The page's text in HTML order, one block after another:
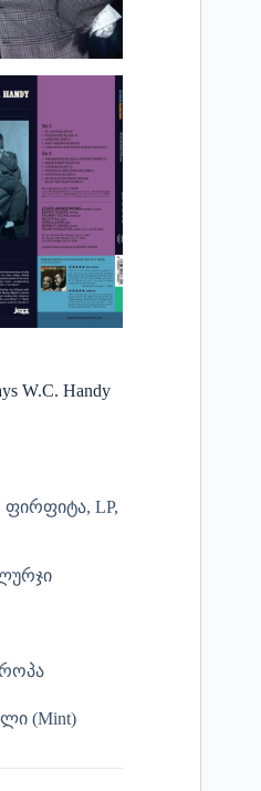
W.C. Handy
LP,
(Mint)